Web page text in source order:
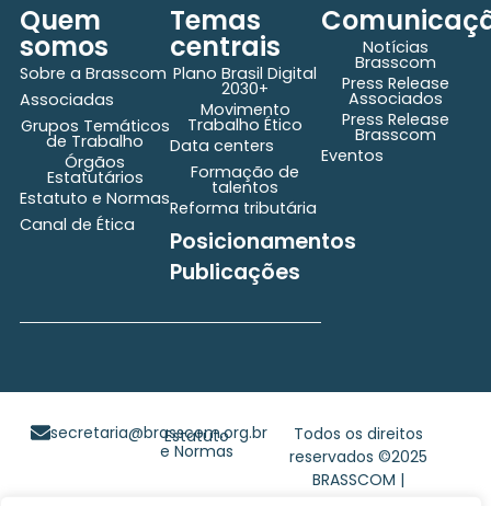
Quem
somos
Sobre a Brasscom
Associadas
Grupos Temáticos
de Trabalho
Órgãos
Estatutários
Estatuto e Normas
Canal de Ética
Temas
centrais
Plano Brasil Digital
2030+
Movimento
Trabalho Ético
Data centers
Formação de
talentos
Reforma tributária
Posicionamentos
Publicações
Notícias
Brasscom
Press Release
Associados
Press Release
Brasscom
Eventos
Todos os direitos
reservados ©2025
BRASSCOM |
secretaria@brasscom.org.br
Estatuto
e Normas